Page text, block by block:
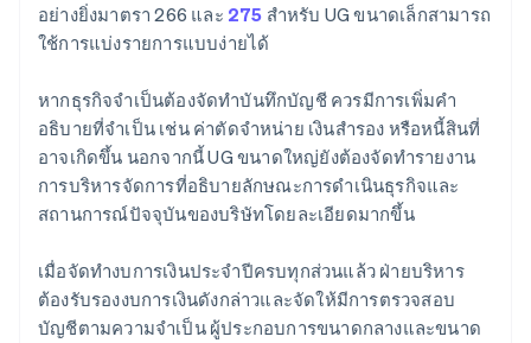
อย่างยิ่งมาตรา 266 และ 275 สำหรับ UG ขนาดเล็กสามารถ
ใช้การแบ่งรายการแบบง่ายได้
หากธุรกิจจำเป็นต้องจัดทำบันทึกบัญชี ควรมีการเพิ่มคำ
อธิบายที่จำเป็น เช่น ค่าตัดจำหน่าย เงินสำรอง หรือหนี้สินที่
อาจเกิดขึ้น นอกจากนี้ UG ขนาดใหญ่ยังต้องจัดทำรายงาน
การบริหารจัดการที่อธิบายลักษณะการดำเนินธุรกิจและ
สถานการณ์ปัจจุบันของบริษัทโดยละเอียดมากขึ้น
เมื่อจัดทำงบการเงินประจำปีครบทุกส่วนแล้ว ฝ่ายบริหาร
ต้องรับรองงบการเงินดังกล่าวและจัดให้มีการตรวจสอบ
บัญชีตามความจำเป็น ผู้ประกอบการขนาดกลางและขนาด